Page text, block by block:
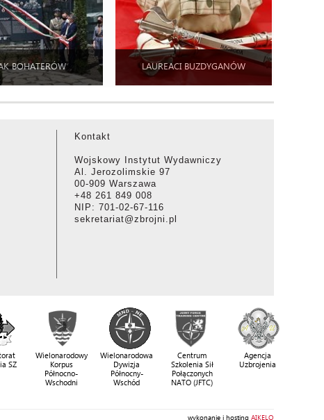
BOHATERÓW LAUREACI BUZDYGANÓW
Kontakt
Wojskowy Instytut Wydawniczy
Al. Jerozolimskie 97
00-909 Warszawa
+48 261 849 008
NIP: 701-02-67-116
sekretariat@zbrojni.pl
SZ
Wielonarodowy
Korpus
Północno-
Wschodni
Wielonarodowa
Dywizja
Północny-
Wschód
Centrum
Szkolenia Sił
Połączonych
NATO (JFTC)
Agencja
Uzbrojenia
wykonanie i hosting AIKELO